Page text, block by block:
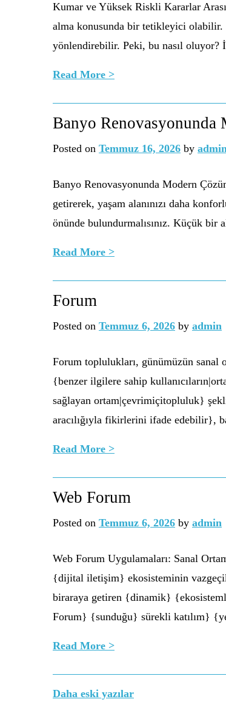
Kumar ve Yüksek Riskli Kararlar
alma konusunda bir tetikleyici olabilir.
yönlendirebilir. Peki, bu nasıl
Read More >
Banyo Renovasyonunda
Posted on Temmuz 16, 2026 by
Banyo Renovasyonunda Modern
getirerek, yaşam alanınızı daha
önünde bulundurmalısınız. Küçük
Read More >
Forum
Posted on Temmuz 6, 2026 by admin
Forum toplulukları, günümüzün sanal
{benzer ilgilere sahip
sağlayan ortam|çevrimiçitopluluk}
aracılığıyla fikirlerini ifade edebilir},
Read More >
Web Forum
Posted on Temmuz 6, 2026 by admin
Web Forum Uygulamaları: Sanal
{dijital iletişim} ekosisteminin
biraraya getiren {dinamik}
Forum} {sunduğu} sürekli katılım}
Read More >
Daha eski yazılar